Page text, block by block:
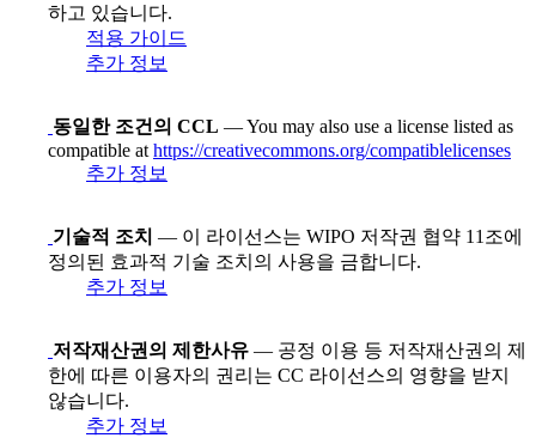
하고 있습니다.
적용 가이드
추가 정보
동일한 조건의 CCL — You may also use a license listed as
compatible at https://creativecommons.org/compatiblelicenses
추가 정보
기술적 조치 — 이 라이선스는 WIPO 저작권 협약 11조에
정의된 효과적 기술 조치의 사용을 금합니다.
추가 정보
저작재산권의 제한사유 — 공정 이용 등 저작재산권의 제
한에 따른 이용자의 권리는 CC 라이선스의 영향을 받지
않습니다.
추가 정보